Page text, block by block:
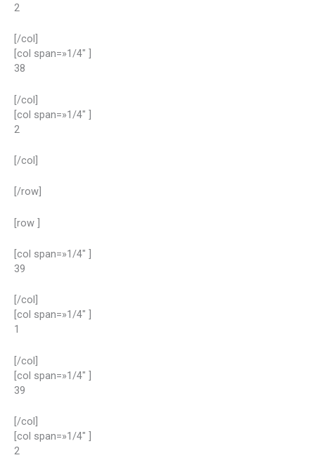
2
[/col]
[col span=»1/4″ ]
38
[/col]
[col span=»1/4″ ]
2
[/col]
[/row]
[row ]
[col span=»1/4″ ]
39
[/col]
[col span=»1/4″ ]
1
[/col]
[col span=»1/4″ ]
39
[/col]
[col span=»1/4″ ]
2